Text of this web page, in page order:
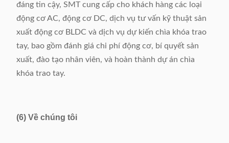
đáng tin cậy, SMT cung cấp cho khách hàng các loại
động cơ AC, động cơ DC, dịch vụ tư vấn kỹ thuật sản
xuất động cơ BLDC và dịch vụ dự kiến ​​chìa khóa trao
tay, bao gồm đánh giá chi phí động cơ, bí quyết sản
xuất, đào tạo nhân viên, và hoàn thành dự án chìa
khóa trao tay.
(6) Về chúng tôi